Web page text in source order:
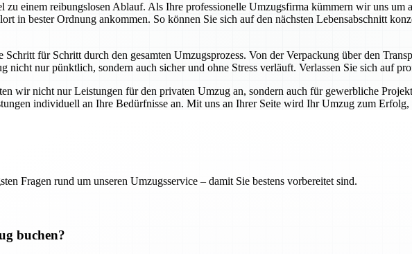
zu einem reibungslosen Ablauf. Als Ihre professionelle Umzugsfirma kümmern wir uns
in bester Ordnung ankommen. So können Sie sich auf den nächsten Lebensabschnitt
Schritt für Schritt durch den gesamten Umzugsprozess. Von der Verpackung über den
nicht nur pünktlich, sondern auch sicher und ohne Stress verläuft. Verlassen Sie sich auf
wir nicht nur Leistungen für den privaten Umzug an, sondern auch für gewerbliche
individuell an Ihre Bedürfnisse an. Mit uns an Ihrer Seite wird Ihr Umzug zum Erfolg,
Fragen rund um unseren Umzugsservice – damit Sie bestens vorbereitet sind.
buchen?